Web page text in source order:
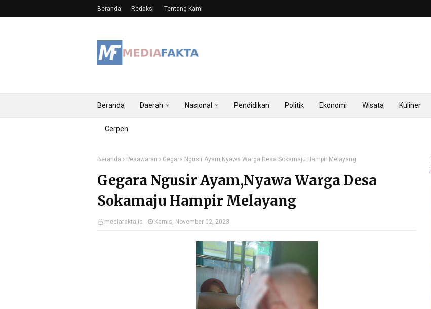
Beranda Redaksi Tentang Kami
Beranda Daerah Nasional Pendidikan Politik Ekonomi Wisata Kuliner
Cerpen
Beranda Pesawaran Gegara Ngusir Ayam,Nyawa Warga Desa Sokamaju Hampir Melayang
Gegara Ngusir Ayam,Nyawa Warga Desa
Sokamaju Hampir Melayang
mediafakta.id Kamis, November 02, 2023